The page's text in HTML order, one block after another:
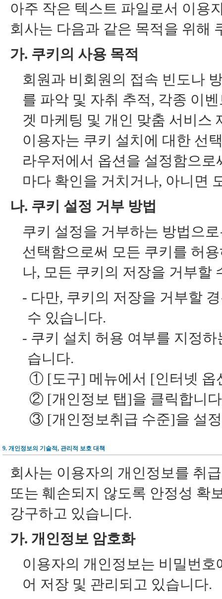
아주 작은 텍스트 파일로서 이용
회사는 다음과 같은 목적을 위해
가. 쿠키의 사용 목적
회원과 비회원의 접속 빈도나
를 파악 및 자취 추적, 각종 이
겟 마케팅 및 개인 맞춤 서비스
이용자는 쿠키 설치에 대한 선
라우저에서 옵션을 설정함으
마다 확인을 거치거나, 아니면
나. 쿠키 설정 거부 방법
쿠키 설정을 거부하는 방법으
선택함으로써 모든 쿠키를 허
나, 모든 쿠키의 저장을 거부할
- 다만, 쿠키의 저장을 거부할
수 있습니다.
- 쿠키 설치 허용 여부를 지정
습니다.
① [도구] 메뉴에서 [인터넷 옵
② [개인정보 탭]을 클릭합니
③ [개인정보취급 수준]을 설
9. 개인정보의 기술적, 관리적 보호 대책
회사는 이용자의 개인정보를 취
또는 훼손되지 않도록 안정성 확
강구하고 있습니다.
가. 개인정보 암호화
이용자의 개인정보는 비밀번
어 저장 및 관리되고 있습니다.